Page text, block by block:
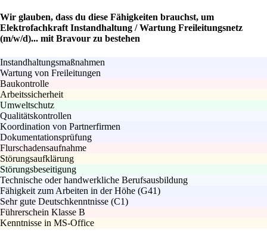
Wir glauben, dass du diese Fähigkeiten brauchst, um
Elektrofachkraft Instandhaltung / Wartung Freileitungsnetz
(m/w/d)... mit Bravour zu bestehen
Instandhaltungsmaßnahmen
Wartung von Freileitungen
Baukontrolle
Arbeitssicherheit
Umweltschutz
Qualitätskontrollen
Koordination von Partnerfirmen
Dokumentationsprüfung
Flurschadensaufnahme
Störungsaufklärung
Störungsbeseitigung
Technische oder handwerkliche Berufsausbildung
Fähigkeit zum Arbeiten in der Höhe (G41)
Sehr gute Deutschkenntnisse (C1)
Führerschein Klasse B
Kenntnisse in MS-Office